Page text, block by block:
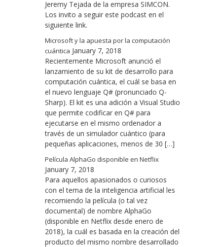
Jeremy Tejada de la empresa SIMCON.
Los invito a seguir este podcast en el
siguiente link.
Microsoft y la apuesta por la computación
cuántica January 7, 2018
Recientemente Microsoft anunció el
lanzamiento de su kit de desarrollo para
computación cuántica, el cuál se basa en
el nuevo lenguaje Q# (pronunciado Q-
Sharp). El kit es una adición a Visual Studio
que permite codificar en Q# para
ejecutarse en el mismo ordenador a
través de un simulador cuántico (para
pequeñas aplicaciones, menos de 30 […]
Película AlphaGo disponible en Netflix
January 7, 2018
Para aquellos apasionados o curiosos
con el tema de la inteligencia artificial les
recomiendo la película (o tal vez
documental) de nombre AlphaGo
(disponible en Netflix desde enero de
2018), la cuál es basada en la creación del
producto del mismo nombre desarrollado